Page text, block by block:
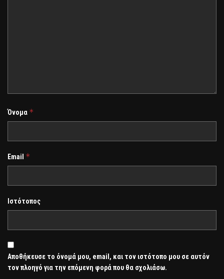
Όνομα *
Email *
Ιστότοπος
Αποθήκευσε το όνομά μου, email, και τον ιστότοπο μου σε αυτόν
τον πλοηγό για την επόμενη φορά που θα σχολιάσω.